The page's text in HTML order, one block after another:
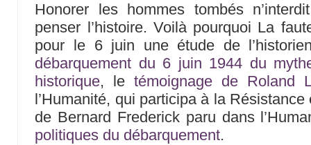
Honorer les hommes tombés
penser l’histoire. Voilà pourquoi La
pour le 6 juin une étude de
débarquement du 6 juin 1944 du
historique, letémoignage de Roland
l’Humanité, qui participa à la
de Bernard Frederick paru dans
politiques du débarquement.